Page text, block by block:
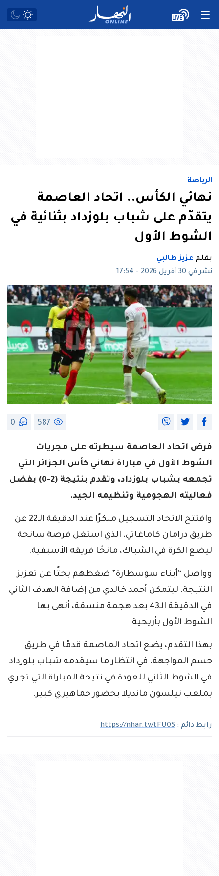
الرياضة
نهائي الكأس.. اتحاد العاصمة
يتقدّم على شباب بلوزداد بثنائية في
الشوط الأول
بقلم عزيز طالبي
نشر في 30 أفريل 2026 - 17:54
587
0
فرض اتحاد العاصمة سيطرته على مجريات
الشوط الأول في مباراة نهائي كأس الجزائر التي
تجمعه بشباب بلوزداد، وتقدم بنتيجة (2-0) بفضل
فعاليته الهجومية وتنظيمه الجيد.
وافتتح الاتحاد التسجيل مبكرًا عند الدقيقة الـ22 عن
طريق درامان كاماغاتي، الذي استغل فرصة سانحة
ليضع الكرة في الشباك، مانحًا فريقه الأسبقية.
وواصل “أبناء سوسطارة” ضغطهم بحثًا عن تعزيز
النتيجة، ليتمكن أحمد خالدي من إضافة الهدف الثاني
في الدقيقة الـ43 بعد هجمة منسقة، أنهى بها
الشوط الأول بأريحية.
بهذا التقدم، يضع اتحاد العاصمة قدمًا في طريق
حسم المواجهة، في انتظار ما سيقدمه شباب بلوزداد
في الشوط الثاني للعودة في نتيجة المباراة التي تجري
بملعب نيلسون مانديلا بحضور جماهيري كبير.
رابط دائم : https://nhar.tv/tFU0S